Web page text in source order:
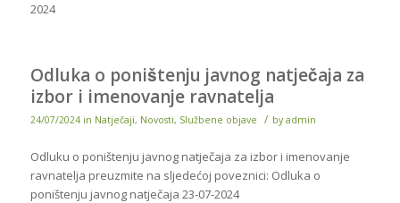
2024
Odluka o poništenju javnog natječaja za
izbor i imenovanje ravnatelja
24/07/2024 in Natječaji, Novosti, Službene objave / by admin
Odluku o poništenju javnog natječaja za izbor i imenovanje
ravnatelja preuzmite na sljedećoj poveznici: Odluka o
poništenju javnog natječaja 23-07-2024